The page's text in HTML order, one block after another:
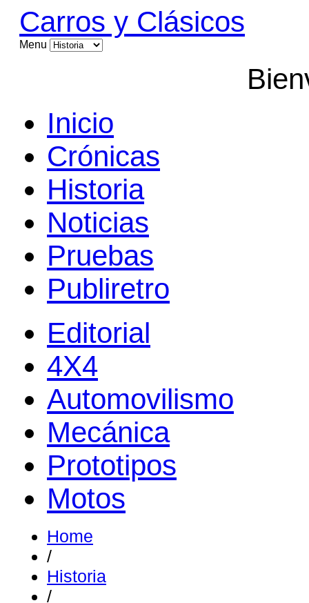
Carros y Clásicos
Menu
Inicio
Crónicas
Historia
Noticias
Pruebas
Publiretro
Editorial
4X4
Automovilismo
Mecánica
Prototipos
Motos
Home
/
Historia
/